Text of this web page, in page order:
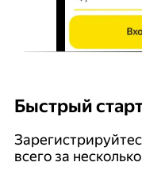
Быстрый
всего за